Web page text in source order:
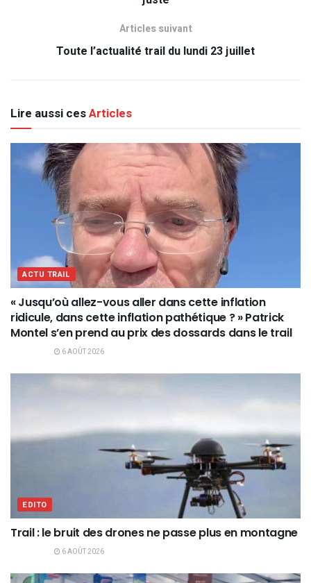
Articles suivant
Toute l’actualité trail du lundi 23 juillet
Lire aussi cesArticles
ACTU TRAIL
« Jusqu’où allez-vous aller dans cette inflation
ridicule, dans cette inflation pathétique ? » Patrick
Montel s’en prend au prix des dossards dans le trail
6 AOÛT 2026
EDITO
Trail : le bruit des drones ne passe plus en montagne
6 AOÛT 2026